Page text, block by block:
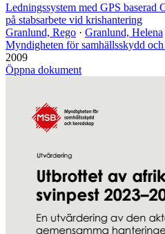
Ledningssystem med GPS baserad
på stabsarbete vid krishantering
Granlund, Rego · Granlund, Helena
Myndigheten för samhällsskydd
2009
Öppna dokument